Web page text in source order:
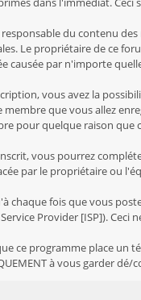
du contenu
Le propriétaire de ce
causée par n'importe
vous avez la
membre que vous allez
pour quelque raison que
vous pourrez
par le propriétaire ou
chaque fois que vous
Provider [ISP]). Ceci
ce programme place
à vous garder